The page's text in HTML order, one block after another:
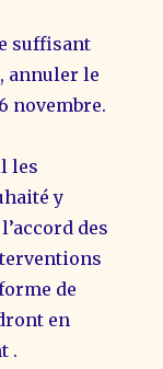
suffisant
annuler le
novembre.
les
y
des
de
en
.